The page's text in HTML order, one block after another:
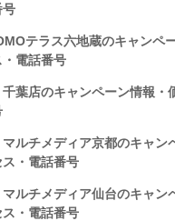
号
テラス六地蔵のキャンペ
電話番号
葉店のキャンペーン情報・
ルチメディア京都のキャン
・電話番号
ルチメディア仙台のキャン
・電話番号